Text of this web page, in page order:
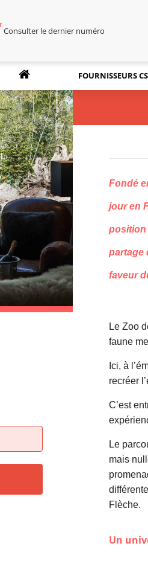
Consulter le dernier numéro
FOURNISSEURS
Fondé
jour en
position
partage
faveur
Le Zoo
faune
Ici, à
recréer
C’est
Le
mais
Flèche.
Un